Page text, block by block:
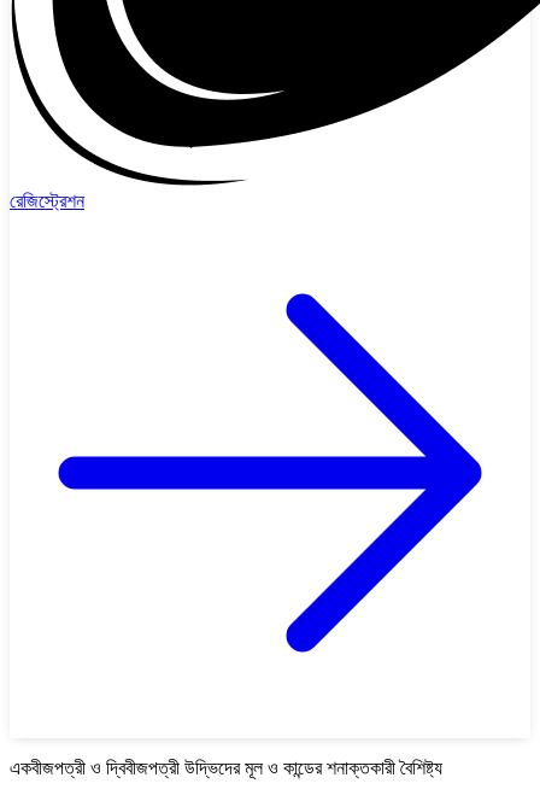
রেজিস্ট্রেশন
একবীজপত্রী ও দ্বিবীজপত্রী উদ্ভিদের মূল ও কান্ডের শনাক্তকারী বৈশিষ্ট্য